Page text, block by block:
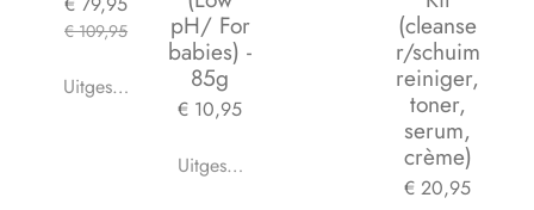
€ 109,95
Uitgeschakeld
pH/ For
babies) -
85g
€ 10,95
Uitgeschakeld
(cleanse
r/schuim
reiniger,
toner,
serum,
crème)
€ 20,95